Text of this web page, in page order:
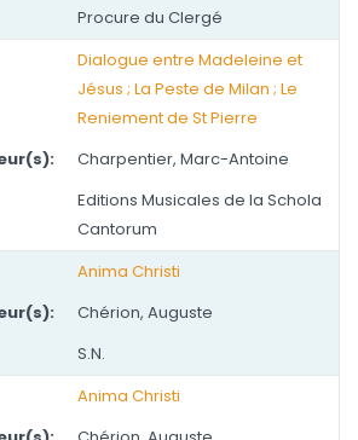
Procure du Clergé
Dialogue entre Madeleine et
Jésus ; La Peste de Milan ; Le
Reniement de St Pierre
Charpentier, Marc-Antoine
Editions Musicales de la Schola
Cantorum
Anima Christi
Chérion, Auguste
S.N.
Anima Christi